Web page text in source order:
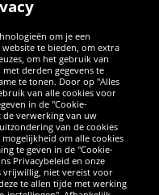
om je een
te bieden, om extra
om het gebruik van
derden gegevens te
te tonen. Door op "Alles
van alle cookies voor
in de "Cookie-
de verwerking van uw
van de cookies
om alle cookies
te geven in de "Cookie-
Privacybeleid en onze
vrijwillig, niet vereist voor
te allen tijde met werking